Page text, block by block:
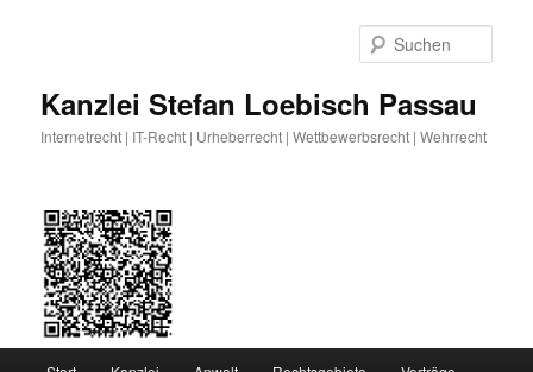
Kanzlei Stefan Loebisch Passau
Internetrecht | IT-Recht | Urheberrecht | Wettbewerbsrecht | Wehrrecht